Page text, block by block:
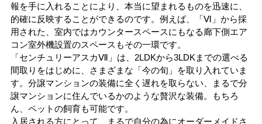
報を手に入れることにより、本当に望まれるものを迅速に、
的確に反映することができるのです。例えば、「Ⅵ」から採
用された、室内ではカウンタースペースにもなる廊下側エア
コン室外機設置のスペースもその一環です。
「センチュリーアスカⅦ」は、2LDKから3LDKまでの選べる
間取りをはじめに、さまざまな「今の旬」を取り入れていま
す。分譲マンションの装備に全く遅れを取らない、まるで分
譲マンションに住んでいるかのような贅沢な装備。もちろ
ん、ペットの飼育も可能です。
入居される方にとって、まるで自分の為にオーダーメイドさ